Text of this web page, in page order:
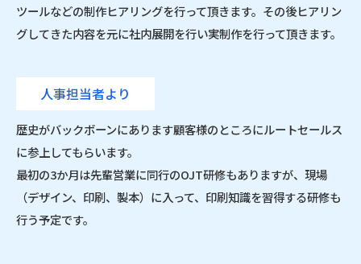
ツールなどの制作ヒアリングを行って頂きます。その後ヒアリン
グしてきた内容を元に社内展開を行い実制作を行って頂きます。
人事担当者より
歴史がバックボーンにあります顧客様のところにルートセールス
に参上してもらいます。
最初の3か月は先輩営業に同行のOJT研修もありますが、現場
（デザイン、印刷、製本）に入って、印刷知識を習得する研修も
行う予定です。